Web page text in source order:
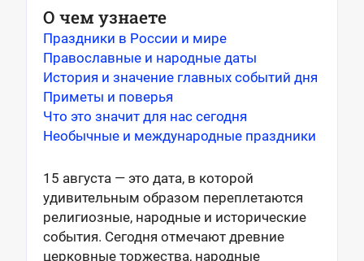
О чем узнаете
Праздники в России и мире
Православные и народные даты
История и значение главных событий дня
Приметы и поверья
Что это значит для нас сегодня
Необычные и международные праздники
15 августа — это дата, в которой
удивительным образом переплетаются
религиозные, народные и исторические
события. Сегодня отмечают древние
церковные торжества, народные